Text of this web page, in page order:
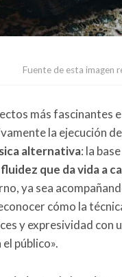
Fuente de esta imagen
más fascinantes
la ejecución
alternativa: la
fluidez que da vida a
ya sea
cómo la
y expresividad
público».